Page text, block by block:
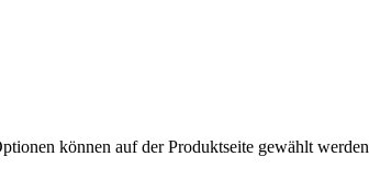
können auf der Produktseite gewählt werden